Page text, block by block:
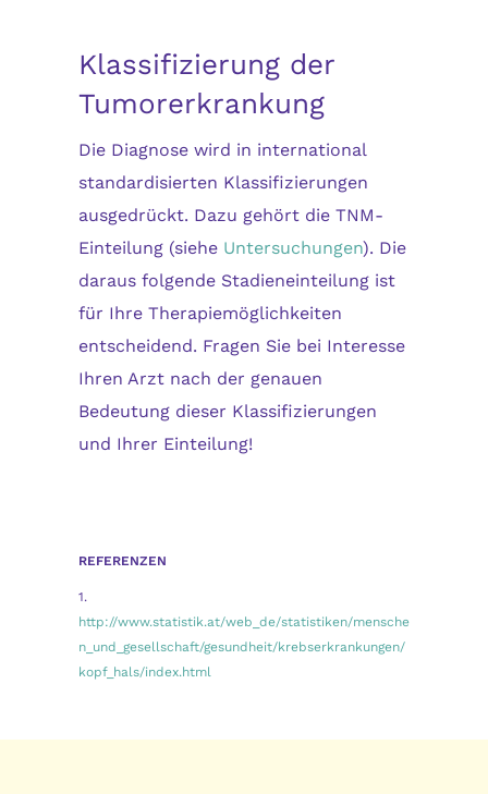
Klassifizierung der
Tumorerkrankung
Die Diagnose wird in international
standardisierten Klassifizierungen
ausgedrückt. Dazu gehört die TNM-
Einteilung (siehe Untersuchungen). Die
daraus folgende Stadieneinteilung ist
für Ihre Therapiemöglichkeiten
entscheidend. Fragen Sie bei Interesse
Ihren Arzt nach der genauen
Bedeutung dieser Klassifizierungen
und Ihrer Einteilung!
REFERENZEN
1.
http://www.statistik.at/web_de/statistiken/mensche
n_und_gesellschaft/gesundheit/krebserkrankungen/
kopf_hals/index.html